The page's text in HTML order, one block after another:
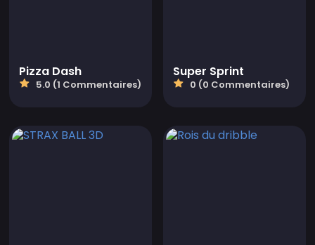
Pizza Dash
5.0 (1 Commentaires)
Super Sprint
0 (0 Commentaires)